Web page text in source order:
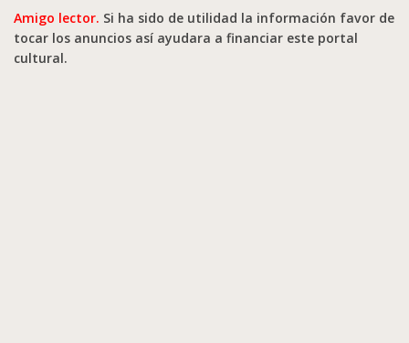
Amigo lector. Si ha sido de utilidad la información favor de
tocar los anuncios así ayudara a financiar este portal
cultural.